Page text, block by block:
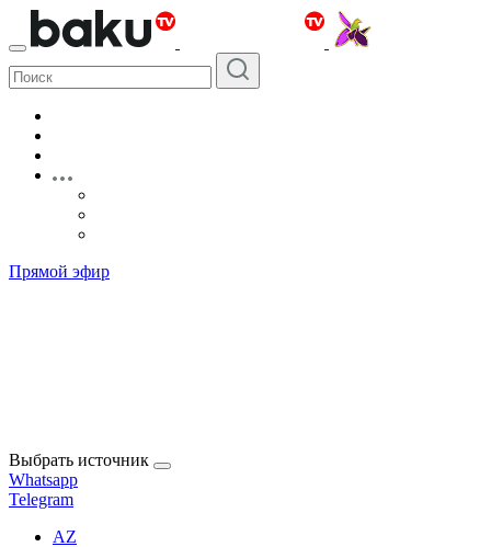
Прямой эфир
Выбрать источник
Whatsapp
Telegram
AZ